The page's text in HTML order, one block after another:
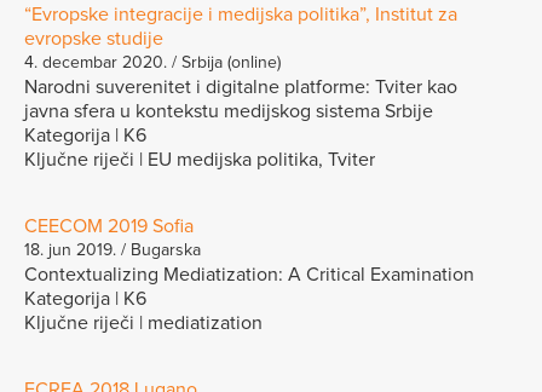
“Evropske integracije i medijska politika”, Institut za
evropske studije
4. decembar 2020. / Srbija (online)
Narodni suverenitet i digitalne platforme: Tviter kao
javna sfera u kontekstu medijskog sistema Srbije
Kategorija | K6
Ključne riječi | EU medijska politika, Tviter
CEECOM 2019 Sofia
18. jun 2019. / Bugarska
Contextualizing Mediatization: A Critical Examination
Kategorija | K6
Ključne riječi | mediatization